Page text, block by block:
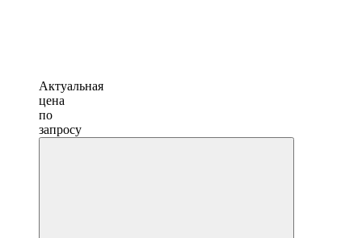
Актуальная
цена
по
запросу